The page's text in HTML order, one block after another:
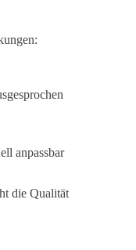
anpassbar
die Qualität